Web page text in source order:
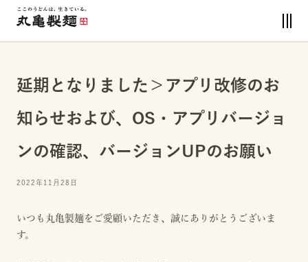
延期となりました＞アプリ改修のお
知らせおよび、OS・アプリバージョ
ンの確認、バージョンUPのお願い
2022年11月28日
いつも丸亀製麺をご愛顧いただき、誠にありがとうございま
す。